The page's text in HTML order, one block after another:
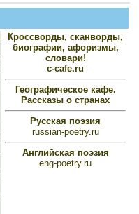
Кроссворды, сканворды,
биографии, афоризмы,
словари!
c-cafe.ru
Географическое кафе.
Рассказы о странах
Русская поэзия
russian-poetry.ru
Английская поэзия
eng-poetry.ru